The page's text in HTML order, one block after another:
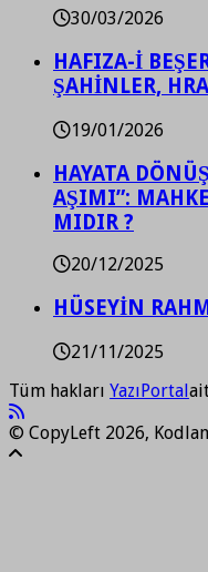
30/03/2026
HAFIZA-İ
ŞAHİNLER,
19/01/2026
HAYATA
AŞIMI”:
MIDIR ?
20/12/2025
HÜSEYİN
21/11/2025
Tüm hakları YazıPortal
© CopyLeft 2026,